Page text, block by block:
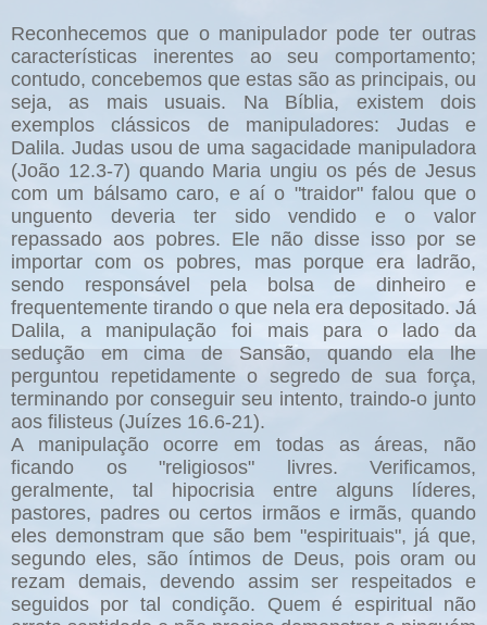
Reconhecemos que o manipulador pode ter outras
características inerentes ao seu comportamento;
contudo, concebemos que estas são as principais, ou
seja, as mais usuais. Na Bíblia, existem dois
exemplos clássicos de manipuladores: Judas e
Dalila. Judas usou de uma sagacidade manipuladora
(João 12.3-7) quando Maria ungiu os pés de Jesus
com um bálsamo caro, e aí o "traidor" falou que o
unguento deveria ter sido vendido e o valor
repassado aos pobres. Ele não disse isso por se
importar com os pobres, mas porque era ladrão,
sendo responsável pela bolsa de dinheiro e
frequentemente tirando o que nela era depositado. Já
Dalila, a manipulação foi mais para o lado da
sedução em cima de Sansão, quando ela lhe
perguntou repetidamente o segredo de sua força,
terminando por conseguir seu intento, traindo-o junto
aos filisteus (Juízes 16.6-21).
A manipulação ocorre em todas as áreas, não
ficando os "religiosos" livres. Verificamos,
geralmente, tal hipocrisia entre alguns líderes,
pastores, padres ou certos irmãos e irmãs, quando
eles demonstram que são bem "espirituais", já que,
segundo eles, são íntimos de Deus, pois oram ou
rezam demais, devendo assim ser respeitados e
seguidos por tal condição. Quem é espiritual não